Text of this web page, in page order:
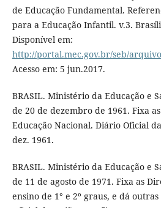
de Educação Fundamental.
para a Educação Infantil. v.3.
Disponível em:
http://portal.mec.gov.br/seb/
Acesso em: 5 jun.2017.
BRASIL. Ministério da Educação e
de 20 de dezembro de 1961. Fixa
Educação Nacional. Diário Oficial
dez. 1961.
BRASIL. Ministério da Educação e
de 11 de agosto de 1971. Fixa as
ensino de 1° e 2º graus, e dá